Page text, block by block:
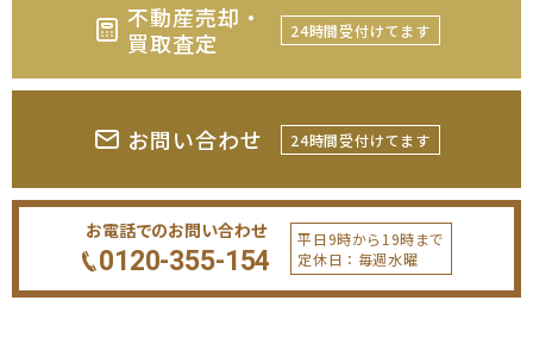
不動産売却・
買取査定
24時間受付けてます
お問い合わせ 24時間受付けてます
お電話でのお問い合わせ
0120-355-154
平日9時から19時まで
定休日：毎週水曜